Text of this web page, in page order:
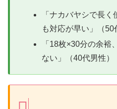
「ナカバヤシで長
も対応が早い」（50
「18枚×30分の余裕
ない」（40代男性）